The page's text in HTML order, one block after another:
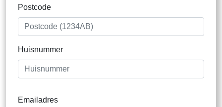
Postcode
Huisnummer
Emailadres